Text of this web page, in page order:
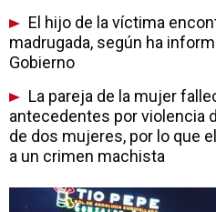
El hijo de la víctima
madrugada, según ha
Gobierno
La pareja de la mujer
antecedentes por violencia
de dos mujeres, por lo que
a un crimen machista